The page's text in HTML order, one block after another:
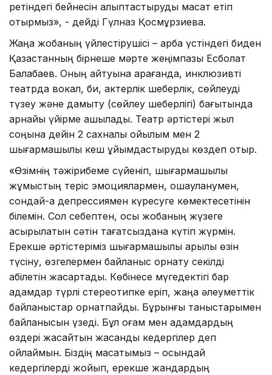
ретіндегі бейнесін қалыптастыруды мақсат етіп
отырмыз», - дейді Гүлназ Қосмұрзиева.
Жаңа жобаның үйлестірушісі – арба үстіндегі биден
Қазақстанның бірнеше мәрте жеңімпазы Есболат
Балабаев. Оның айтуына қарағанда, инклюзивті
театрда вокал, би, актерлік шеберлік, сөйлеуді
түзеу және дамыту (сөйлеу шеберлігі) бағытында
арнайы үйірме ашылады. Театр әртістері жыл
соңына дейін 2 сахналық қойылым мен 2
шығармашылық кеш ұйымдастыруды көздеп отыр.
«Өзімнің тәжірибеме сүйеніп, шығармашылық
жұмыстың теріс эмоциялармен, оқшауланумен,
сондай-ақ депрессиямен күресуге көмектесетінін
білемін. Сол себептен, осы жобаның жүзеге
асырылатын сәтін тағатсыздана күтіп жүрмін.
Ерекше әртістеріміз шығармашылық арқылы өзін
түсіну, өзгелермен байланыс орнату секілді
қабілетін жақсартады. Көбінесе мүгедектігі бар
адамдар түрлі стереотипке еріп, жаңа әлеуметтік
байланыстар орнатпайды. Бұрынғы таныстарымен
байланысын үзеді. Бұл қоғам мен адамдардың
өздері жасайтын жасанды кедергілер деп
ойлаймын. Біздің мақсатымыз – осындай
кедергілерді жойып, ерекше жандардың